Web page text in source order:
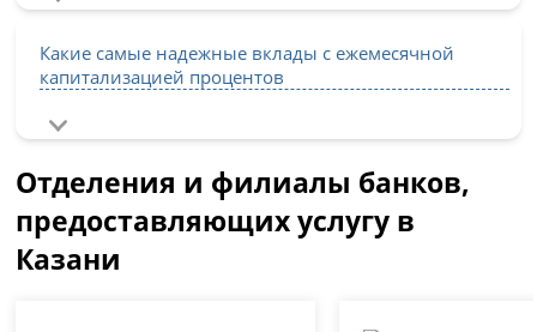
Какие самые надежные вклады с ежемесячной
капитализацией процентов
Отделения и филиалы банков,
предоставляющих услугу в
Казани